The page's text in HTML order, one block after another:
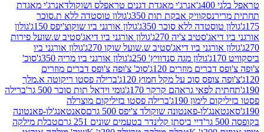
אנרג'י מאגדת דגנים טראפלס ושוקולדאנרג'י מאגדת
נסקוויק אבקת תות 350ג'
גולון טוסטדה ללא ת.סוכר
ללא סוכר 350ג'
גולון אורגני ביו שוקוצ'יפס 150ג'
גולון
צ'יה 270ג'
גולון אורגני ביו דיאג'סטיב ש.שועל פירות
ביו דיאג'סטיב ש.שועל שוקו 270ג'
גולון אורגני ביו
גולון מגה סנדוויץ' 250ג'
גולון אורגני ביו מריה 350ג'
סוכ'
מוזרים 120ג'
סוכ' צ'ופה צ'ופס דברים מוזרים
סוכ על מקל חמוץ 120ג'
ברילה פסטו ריקוטה א.מלך
לפאי גראהם קרקר 170ג'
גומי וידאל תות סוכר 500 גר'
ברילה
לימון 190ג'
ברילה פסטו בזיליקום מוצרלה
פאנטונה שוקולד צ'יפס 500 גרם
סאנטאנג'לו-פאנטונה
דיי ביסתן קלינדר בטעמים שונים 251 גרם
טבלת מילקה